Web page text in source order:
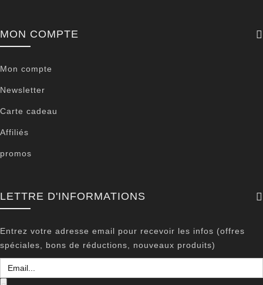
MON COMPTE
Mon compte
Newsletter
Carte cadeau
Affiliés
promos
LETTRE D'INFORMATIONS
Entrez votre adresse email pour recevoir les infos (offres
spéciales, bons de réductions, nouveaux produits)